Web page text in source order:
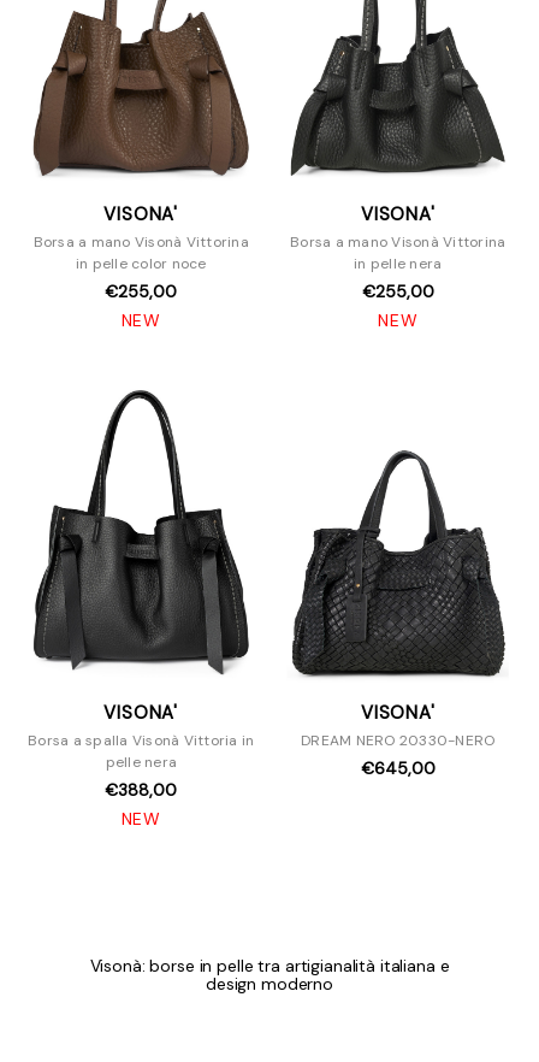
VISONA'
Borsa a mano Visonà Vittorina
in pelle color noce
€255,00
NEW
VISONA'
Borsa a mano Visonà Vittorina
in pelle nera
€255,00
NEW
VISONA'
Borsa a spalla Visonà Vittoria in
pelle nera
€388,00
NEW
VISONA'
DREAM NERO 20330-NERO
€645,00
Visonà: borse in pelle tra artigianalità italiana e
design moderno